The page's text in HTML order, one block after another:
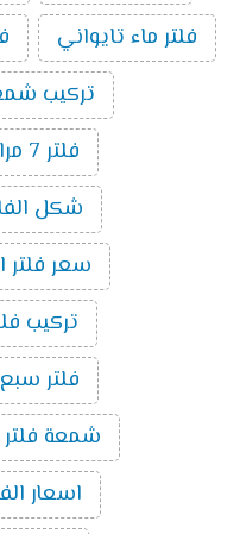
فلتر ماء تايواني
تركيب شمعات
فلتر 7 مراحل بدون موتور
شكل
سعر فلتر اكوا
تركيب فلتر
فلتر
شمعة فلتر هوم
اسعار